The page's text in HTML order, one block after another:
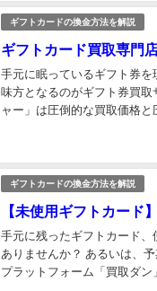
ギフトカードの換金方法を解説
ギフトカード買取専門
手元に眠っているギフト券
味方となるのがギフト券買
ャー」は圧倒的な買取価格と
ギフトカードの換金方法を解説
【未使用ギフトカード
手元に残ったギフトカード
ありませんか？ あるいは、
プラットフォーム「買取ダ